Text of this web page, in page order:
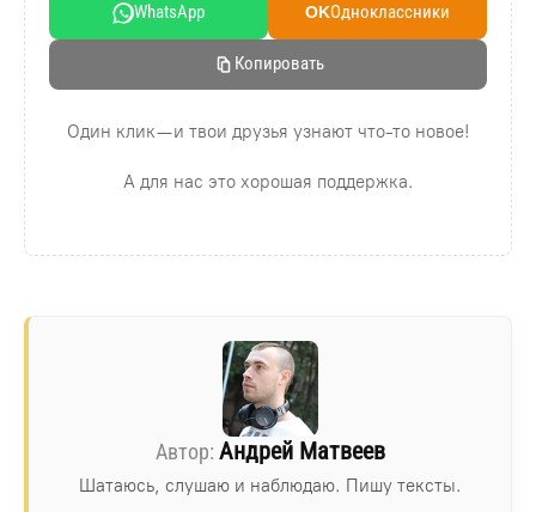
WhatsApp OKOдноклассники
Копировать
Один клик — и твои друзья узнают что-то новое!
А для нас это хорошая поддержка.
Андрей Матвеев
Шатаюсь, слушаю и наблюдаю. Пишу тексты.